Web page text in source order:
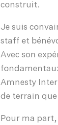
construit.
Je suis
staff et
Avec son
Amnesty
de terrain que
Pour ma part,